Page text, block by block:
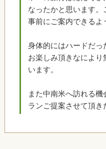
なったかと思います。
事前にご案内できるよ
身体的にはハードだっ
お楽しみ頂きなによ
います。
また中南米へ訪れる
ランご提案させて頂き